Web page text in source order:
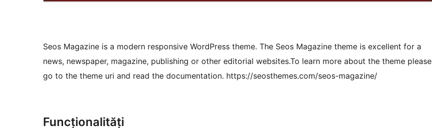
Seos Magazine is a modern responsive WordPress theme. The Seos Magazine theme is excellent for a
news, newspaper, magazine, publishing or other editorial websites.To learn more about the theme please
go to the theme uri and read the documentation. https://seosthemes.com/seos-magazine/
Funcționalități